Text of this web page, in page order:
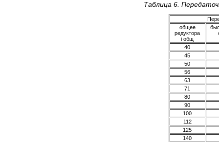
Таблица 6.
общее
редуктора
i общ
40
45
50
56
63
71
80
90
100
112
125
140